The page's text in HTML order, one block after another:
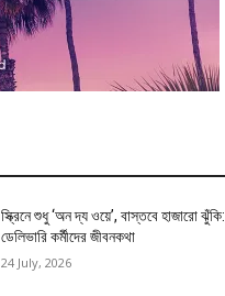
স্ক্রিনে শুধু ‘অন দ্য ওয়ে’, বাস্তবে হাজারো ঝুঁকি:
ডেলিভারি কর্মীদের জীবনকথা
24 July, 2026